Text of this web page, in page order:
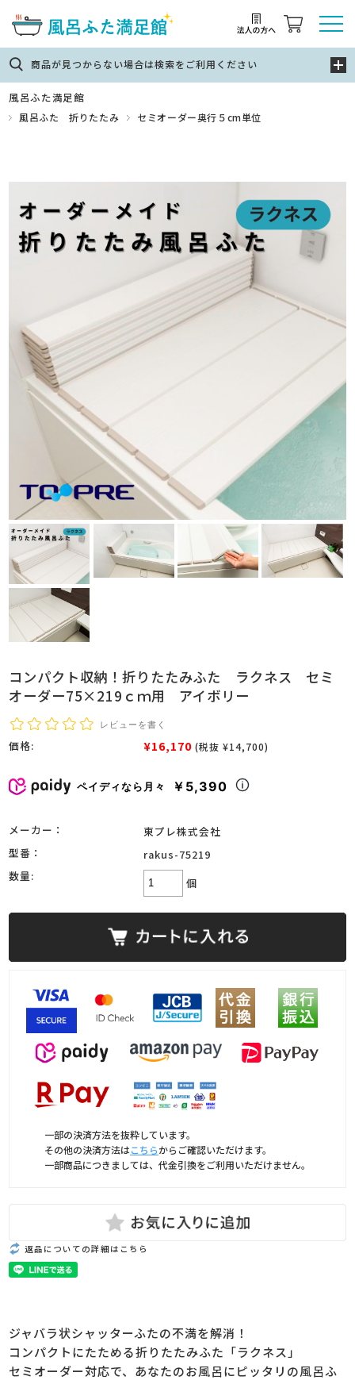
商品が見つからない場合は検索をご利用ください
風呂ふた満足館
風呂ふた 折りたたみ セミオーダー奥行５cm単位
コンパクト収納！折りたたみふた ラクネス セミ
オーダー75×219ｃｍ用 アイボリー
レビューを書く
価格: ¥16,170 (税抜 ¥14,700)
ペイディなら月々 ￥5,390
メーカー：
東プレ株式会社
型番：
rakus-75219
数量:
個
一部の決済方法を抜粋しています。
その他の決済方法はこちらからご確認いただけます。
一部商品につきましては、代金引換をご利用いただけません。
返品についての詳細はこちら
ジャバラ状シャッターふたの不満を解消！
コンパクトにたためる折りたたみふた「ラクネス」
セミオーダー対応で、あなたのお風呂にピッタリの風呂ふ